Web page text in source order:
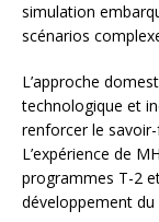
simulation
scénarios
L’approche
technologique et
renforcer le
L’expérience de
programmes T-2
développement du